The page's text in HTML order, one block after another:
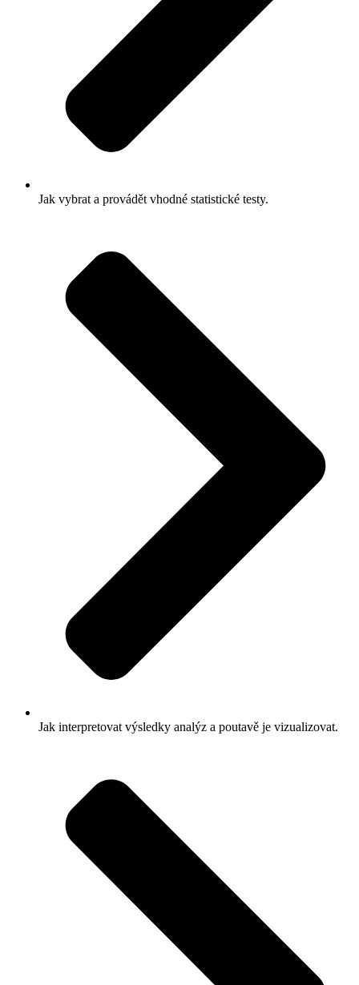
Jak vybrat a provádět vhodné statistické testy.
Jak interpretovat výsledky analýz a poutavě je vizualizovat.